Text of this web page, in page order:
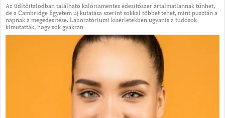
Az üdítőitalodban található kalóriamentes édesítőszer ártalmatlannak tűnhet,
de a Cambridge Egyetem új kutatása szerint sokkal többet tehet, mint pusztán a
napnak a megédesítése. Laboratóriumi kísérletekben ugyanis a tudósok
kimutatták, hogy sok gyakran